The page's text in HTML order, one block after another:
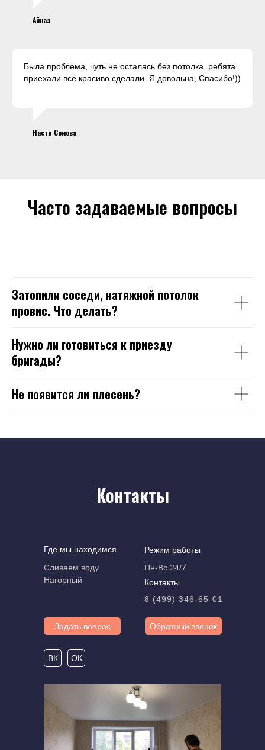
Айназ
Была проблема, чуть не осталась без потолка, ребята
приехали всё красиво сделали. Я довольна, Спасибо!))
Настя Сомова
Часто задаваемые вопросы
Затопили соседи, натяжной потолок
провис. Что делать?
Нужно ли готовиться к приезду
бригады?
Не появится ли плесень?
Контакты
Где мы находимся
Сливаем воду
Нагорный
Контакты
Режим работы
8 (499) 346-65-01
Пн-Вс 24/7
Задать вопрос Обратный звонок
ВК ОК